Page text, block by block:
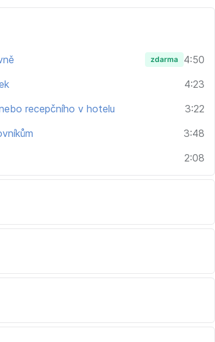
výhody, které nabízí,
zdarma
4:50
4:23
recepčního v hotelu
3:22
3:48
2:08